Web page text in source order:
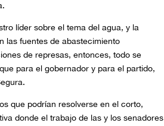
líder sobre el tema del agua, y la
las fuentes de abastecimiento
de represas, entonces, todo se
para el gobernador y para el partido,
que podrían resolverse en el corto,
donde el trabajo de las y los senadores